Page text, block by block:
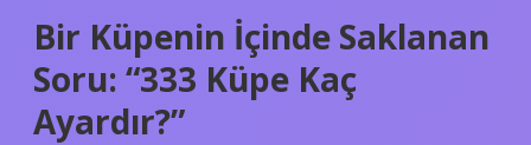
Bir Küpenin İçinde Saklanan
Soru: “333 Küpe Kaç
Ayardır?”